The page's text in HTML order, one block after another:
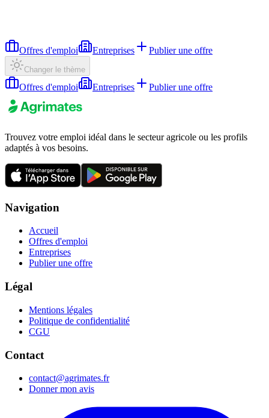
Offres d'emploi Entreprises Publier une offre
Changer le thème
Offres d'emploi Entreprises Publier une offre
Trouvez votre emploi idéal dans le secteur agricole ou les profils
adaptés à vos besoins.
Navigation
Accueil
Offres d'emploi
Entreprises
Publier une offre
Légal
Mentions légales
Politique de confidentialité
CGU
Contact
contact@agrimates.fr
Donner mon avis